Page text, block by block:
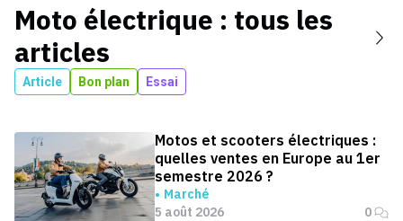
Moto électrique : tous les
articles
Article Bon plan Essai
Motos et scooters électriques :
quelles ventes en Europe au 1er
semestre 2026 ?
Marché
5 août 2026
0